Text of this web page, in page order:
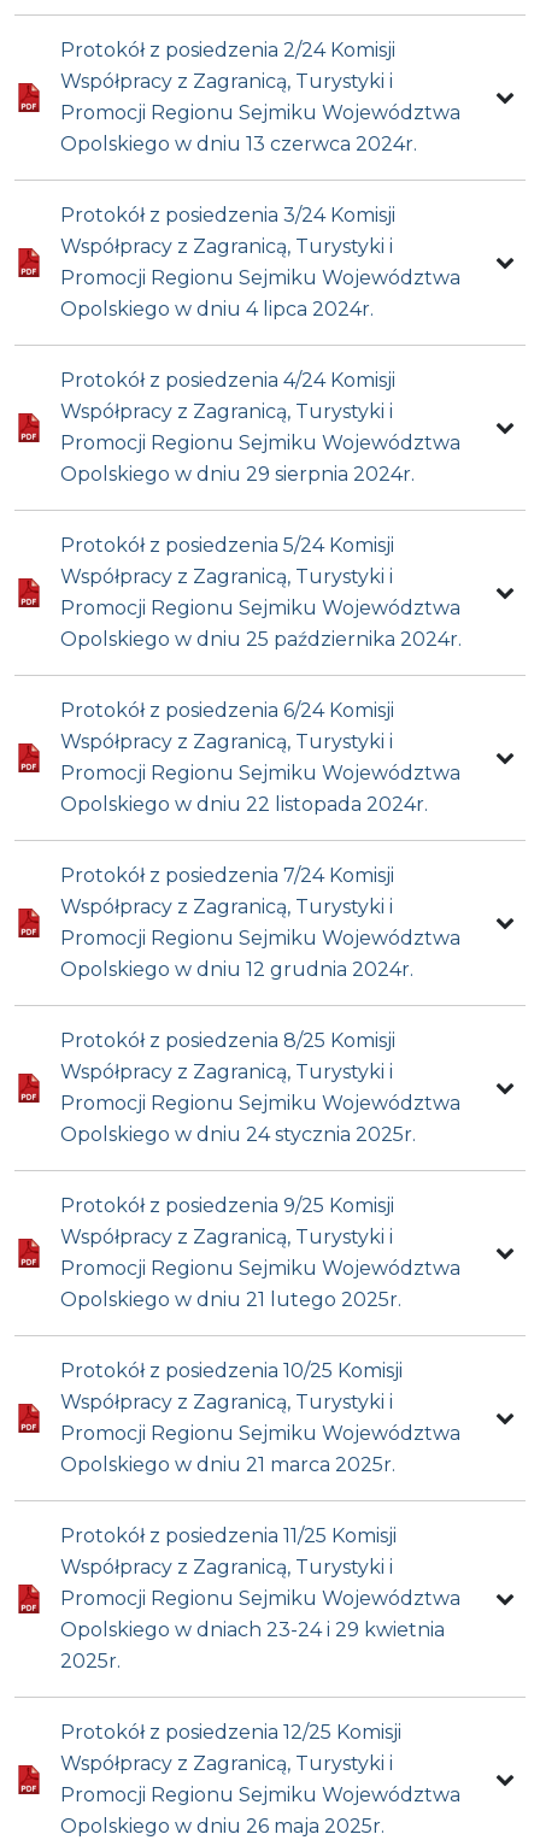
Protokół z posiedzenia 2/24 Komisji
Współpracy z Zagranicą, Turystyki i
Promocji Regionu Sejmiku Województwa
Opolskiego w dniu 13 czerwca 2024r.
Protokół z posiedzenia 3/24 Komisji
Współpracy z Zagranicą, Turystyki i
Promocji Regionu Sejmiku Województwa
Opolskiego w dniu 4 lipca 2024r.
Protokół z posiedzenia 4/24 Komisji
Współpracy z Zagranicą, Turystyki i
Promocji Regionu Sejmiku Województwa
Opolskiego w dniu 29 sierpnia 2024r.
Protokół z posiedzenia 5/24 Komisji
Współpracy z Zagranicą, Turystyki i
Promocji Regionu Sejmiku Województwa
Opolskiego w dniu 25 października 2024r.
Protokół z posiedzenia 6/24 Komisji
Współpracy z Zagranicą, Turystyki i
Promocji Regionu Sejmiku Województwa
Opolskiego w dniu 22 listopada 2024r.
Protokół z posiedzenia 7/24 Komisji
Współpracy z Zagranicą, Turystyki i
Promocji Regionu Sejmiku Województwa
Opolskiego w dniu 12 grudnia 2024r.
Protokół z posiedzenia 8/25 Komisji
Współpracy z Zagranicą, Turystyki i
Promocji Regionu Sejmiku Województwa
Opolskiego w dniu 24 stycznia 2025r.
Protokół z posiedzenia 9/25 Komisji
Współpracy z Zagranicą, Turystyki i
Promocji Regionu Sejmiku Województwa
Opolskiego w dniu 21 lutego 2025r.
Protokół z posiedzenia 10/25 Komisji
Współpracy z Zagranicą, Turystyki i
Promocji Regionu Sejmiku Województwa
Opolskiego w dniu 21 marca 2025r.
Protokół z posiedzenia 11/25 Komisji
Współpracy z Zagranicą, Turystyki i
Promocji Regionu Sejmiku Województwa
Opolskiego w dniach 23-24 i 29 kwietnia
2025r.
Protokół z posiedzenia 12/25 Komisji
Współpracy z Zagranicą, Turystyki i
Promocji Regionu Sejmiku Województwa
Opolskiego w dniu 26 maja 2025r.